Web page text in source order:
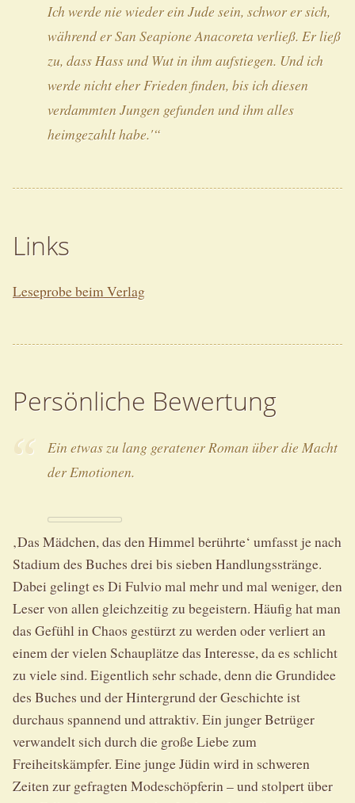
Ich werde nie wieder ein Jude sein, schwor er sich,
während er San Seapione Anacoreta verließ. Er ließ
zu, dass Hass und Wut in ihm aufstiegen. Und ich
werde nicht eher Frieden finden, bis ich diesen
verdammten Jungen gefunden und ihm alles
heimgezahlt habe.'“
Links
Leseprobe beim Verlag
Persönliche Bewertung
Ein etwas zu lang geratener Roman über die Macht
der Emotionen.
‚Das Mädchen, das den Himmel berührte‘ umfasst je nach
Stadium des Buches drei bis sieben Handlungsstränge.
Dabei gelingt es Di Fulvio mal mehr und mal weniger, den
Leser von allen gleichzeitig zu begeistern. Häufig hat man
das Gefühl in Chaos gestürzt zu werden oder verliert an
einem der vielen Schauplätze das Interesse, da es schlicht
zu viele sind. Eigentlich sehr schade, denn die Grundidee
des Buches und der Hintergrund der Geschichte ist
durchaus spannend und attraktiv. Ein junger Betrüger
verwandelt sich durch die große Liebe zum
Freiheitskämpfer. Eine junge Jüdin wird in schweren
Zeiten zur gefragten Modeschöpferin – und stolpert über